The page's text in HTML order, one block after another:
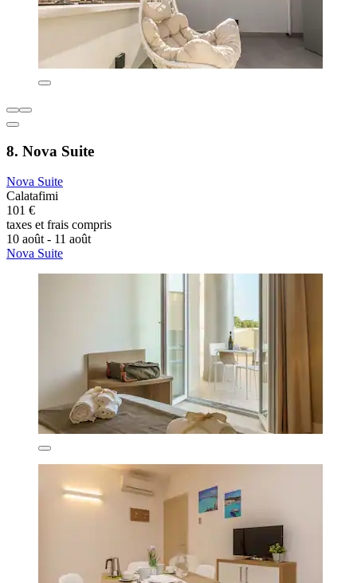
8. Nova Suite
Nova Suite
Calatafimi
101 €
taxes et frais compris
10 août - 11 août
Nova Suite